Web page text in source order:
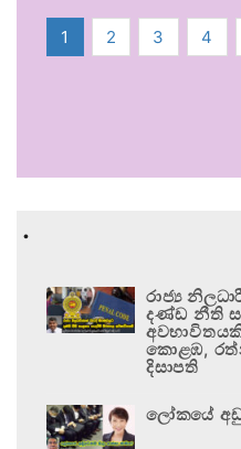
1 2 3 4
.
රාජ්‍ය
දණ්ඩ නීති
කොළඹ,
දිසාපති
ලෝකයේ